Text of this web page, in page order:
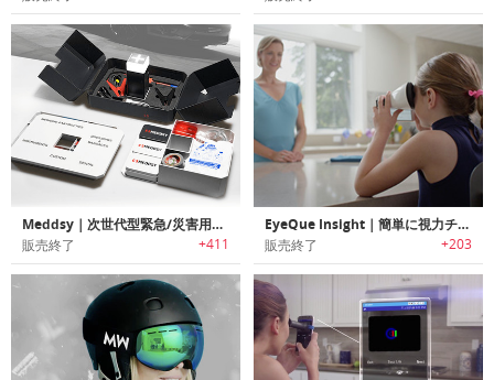
Meddsy｜次世代型緊急/災害用サバイバルスマートキット「メッドシー」
販売終了 +411
EyeQue Insight｜簡単に視力チェック可能な家庭用視力テスター「アイキューインサイト」
販売終了 +203